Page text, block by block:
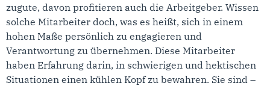
zugute, davon profitieren auch die Arbeitgeber. Wissen
solche Mitarbeiter doch, was es heißt, sich in einem
hohen Maße persönlich zu engagieren und
Verantwortung zu übernehmen. Diese Mitarbeiter
haben Erfahrung darin, in schwierigen und hektischen
Situationen einen kühlen Kopf zu bewahren. Sie sind –